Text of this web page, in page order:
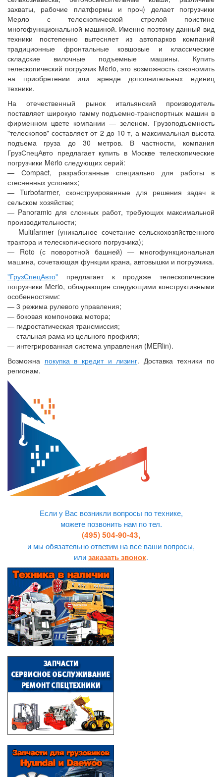
захваты, рабочие платформы и проч) делает погрузчики
Мерло с телескопической стрелой поистине
многофункциональной машиной. Именно поэтому данный вид
техники постепенно вытесняет из автопарков компаний
традиционные фронтальные ковшовые и классические
складские вилочные подъемные машины. Купить
телескопический погрузчик Merlo, это возможность сэкономить
на приобретении или аренде дополнительных единиц
техники.
На отечественный рынок итальянский производитель
поставляет широкую гамму подъемно-транспортных машин в
фирменном цвете компании — зеленом. Грузоподъемность
"телескопов" составляет от 2 до 10 т, а максимальная высота
подъема груза до 30 метров. В частности, компания
ГрузСпецАвто предлагает купить в Москве телескопические
погрузчики Merlo следующих серий:
— Сompact, разработанные специально для работы в
стесненных условиях;
— Turbofarmer, сконструированные для решения задач в
сельском хозяйстве;
— Panoramic для сложных работ, требующих максимальной
производительности;
— Multifarmer (уникальное сочетание сельскохозяйственного
трактора и телескопического погрузчика);
— Roto (с поворотной башней) — многофункциональная
машина, сочетающая функции крана, автовышки и погрузчика.
"ГрузСпецАвто" предлагает к продаже телескопические
погрузчики Merlo, обладающие следующими конструктивными
особенностями:
— 3 режима рулевого управления;
— боковая компоновка мотора;
— гидростатическая трансмиссия;
— стальная рама из цельного профиля;
— интегрированная система управления (MERlin).
Возможна покупка в кредит и лизинг. Доставка техники по
регионам.
Если у Вас возникли вопросы по технике,
можете позвонить нам по тел.
(495) 504-90-43,
и мы обязательно ответим на все ваши вопросы,
илизаказать звонок.